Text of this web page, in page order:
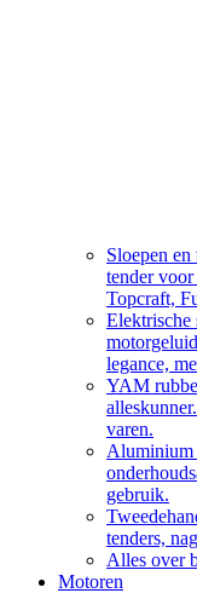
Sloepen en
tender
Topcraft,
Elektrische
legance,
YAM
varen.
Aluminium
gebruik.
tenders,
Alles over
Motoren